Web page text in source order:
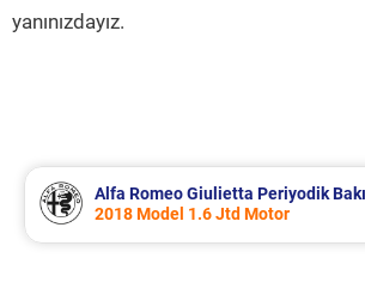
yanınızdayız.
Alfa Romeo Giulietta Periyodik
2018 Model 1.6 Jtd Motor